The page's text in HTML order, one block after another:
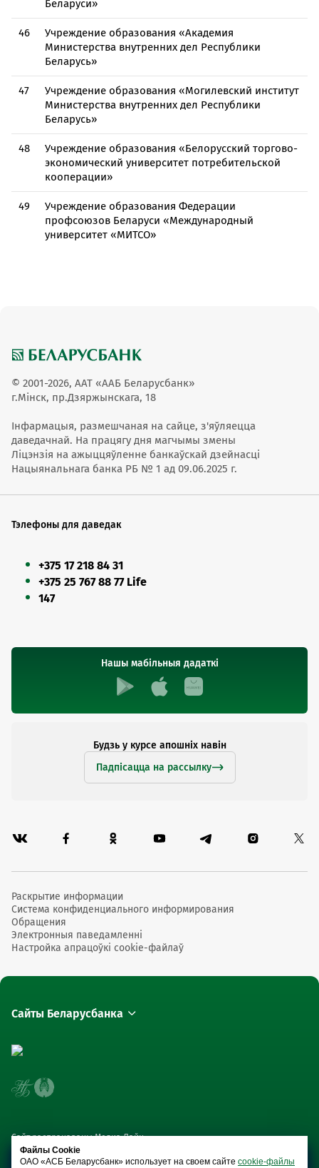
Беларуси»
46
Учреждение образования «Академия
Министерства внутренних дел Республики
Беларусь»
47
Учреждение образования «Могилевский институт
Министерства внутренних дел Республики
Беларусь»
48
Учреждение образования «Белорусский торгово-
экономический университет потребительской
кооперации»
49
Учреждение образования Федерации
профсоюзов Беларуси «Международный
университет «МИТСО»
© 2001-2026, ААТ «ААБ Беларусбанк»
г.Мінск, пр.Дзяржынскага, 18
Інфармацыя, размешчаная на сайце, з'яўляецца
даведачнай. На працягу дня магчымы змены
Ліцэнзія на ажыццяўленне банкаўскай дзейнасці
Нацыянальнага банка РБ № 1 ад 09.06.2025 г.
Тэлефоны для даведак
+375 17 218 84 31
+375 25 767 88 77 Life
147
Нашы мабільныя дадаткі
Будзь у курсе апошніх навін
Падпісацца на рассылку
Раскрытие информации
Система конфиденциального информирования
Обращения
Электронныя паведамленні
Настройка апрацоўкі cookie-файлаў
Сайты Беларусбанка
Сайт распрацаваны Медиа Лайн
Файлы Cookie
ОАО «АСБ Беларусбанк» использует на своем сайте cookie-файлы